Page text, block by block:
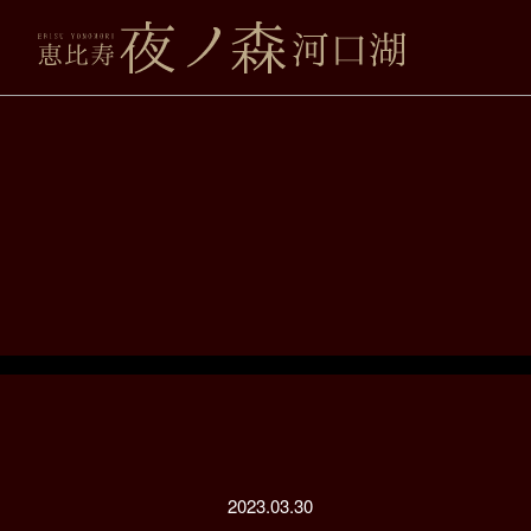
2023.03.30